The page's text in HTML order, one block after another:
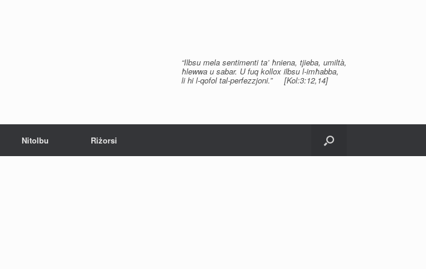
“Ilbsu mela sentimenti ta’ ħniena, tjieba, umiltà,
ħlewwa u sabar. U fuq kollox ilbsu l-imħabba,
li hi l-qofol tal-perfezzjoni.” [Kol:3:12,14]
Nitolbu Riżorsi